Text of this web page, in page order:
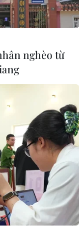
Vietnam+)
dụng
bán nợ xấu
nghèo từ